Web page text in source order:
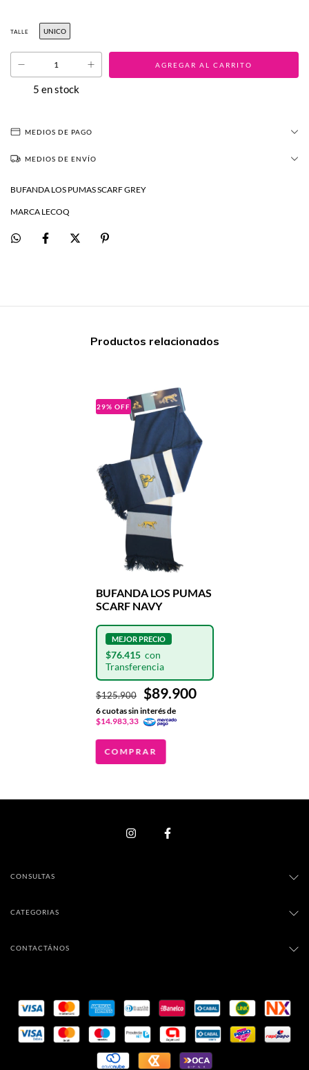
TALLE UNICO
5 en stock
MEDIOS DE PAGO
MEDIOS DE ENVÍO
BUFANDA LOS PUMAS SCARF GREY
MARCA LECOQ
Productos relacionados
29% OFF
BUFANDA LOS PUMAS
SCARF NAVY
$125.900 $89.900
$76.415
6cuotas sin interés de
$14.983,33
COMPRAR
CONSULTAS
CATEGORIAS
CONTACTÁNOS